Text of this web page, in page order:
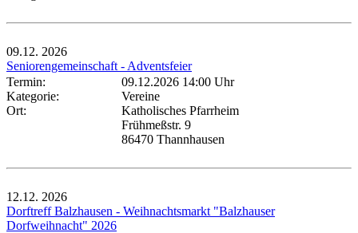
09.12. 2026
Seniorengemeinschaft - Adventsfeier
Termin:
09.12.2026 14:00 Uhr
Kategorie:
Vereine
Ort:
Katholisches Pfarrheim
Frühmeßstr. 9
86470 Thannhausen
12.12. 2026
Dorftreff Balzhausen - Weihnachtsmarkt "Balzhauser
Dorfweihnacht" 2026